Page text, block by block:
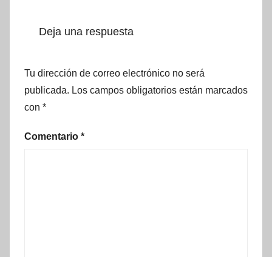
Deja una respuesta
Tu dirección de correo electrónico no será
publicada. Los campos obligatorios están marcados
con *
Comentario *